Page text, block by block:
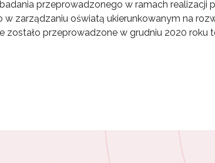
przeprowadzonego w ramach realizacji
zarządzaniu oświatą ukierunkowanym na
zostało przeprowadzone w grudniu 2020 roku